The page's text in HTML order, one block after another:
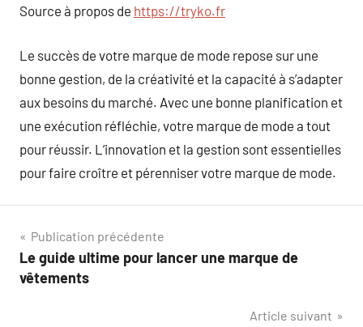
Source à propos de https://tryko.fr
Le succès de votre marque de mode repose sur une
bonne gestion, de la créativité et la capacité à s’adapter
aux besoins du marché. Avec une bonne planification et
une exécution réfléchie, votre marque de mode a tout
pour réussir. L’innovation et la gestion sont essentielles
pour faire croître et pérenniser votre marque de mode.
Navigation
de
Publication précédente
Le guide ultime pour lancer une marque de
vêtements
Article suivant